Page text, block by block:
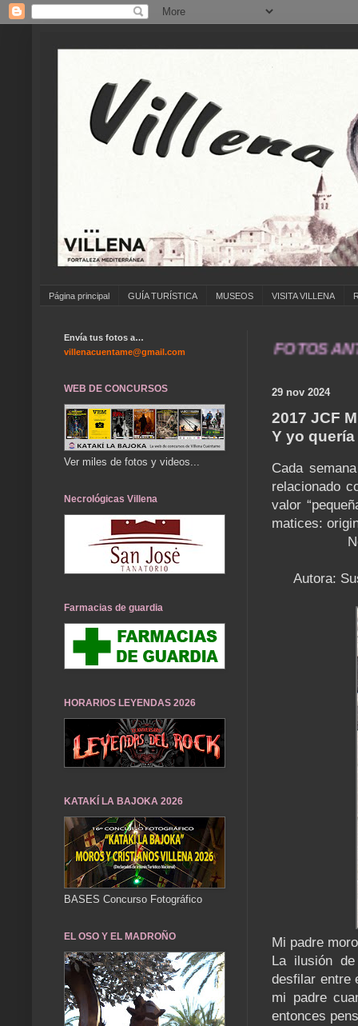
Página principal GUÍA TURÍSTICA MUSEOS VISITA VILLENA
... ANÍMATE A ENVIAR FOTOS
29 nov 2024
2017 JCF
Y yo
Cada
relacionado
valor
matices:
Autora:
Mi padre
La ilusión
desfilar entre
mi padre
entonces
Envía tus fotos a…
villenacuentame@gmail.com
WEB DE CONCURSOS
Ver miles de fotos y videos...
Necrológicas Villena
Farmacias de guardia
HORARIOS LEYENDAS 2026
KATAKÍ LA BAJOKA 2026
BASES Concurso Fotográfico
EL OSO Y EL MADROÑO